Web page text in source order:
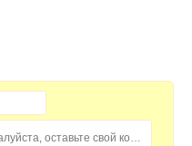
Домохозяйка, пожалуйста, оставьте свой комментарий...